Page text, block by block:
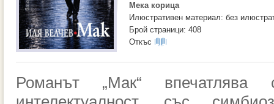
Мека корица
Илюстративен материал: без
Брой страници: 408
Откъс
Романът „Мак“ впечатлява